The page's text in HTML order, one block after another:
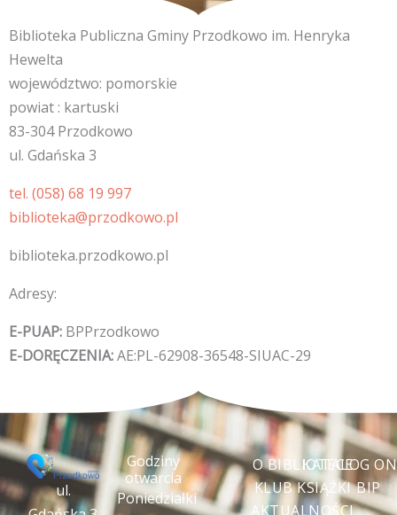
Biblioteka Publiczna Gminy Przodkowo im. Henryka
Hewelta
województwo: pomorskie
powiat : kartuski
83-304 Przodkowo
ul. Gdańska 3
tel. (058) 68 19 997
biblioteka@przodkowo.pl
biblioteka.przodkowo.pl
Adresy:
E-PUAP: BPPrzodkowo
E-DORĘCZENIA:AE:PL-62908-36548-SIUAC-29
ul.
Godziny
otwarcia
Poniedziałki
O BIBLIOTECE
KLUB KSIĄŻKI
AKTUALNOŚCI
KATALOG
BIP